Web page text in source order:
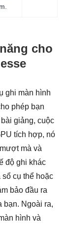
cho
ghi màn hình
phép bạn
giảng, cuộc
tích hợp, nó
mà và
độ ghi khác
cụ thể hoặc
bảo đầu ra
bạn. Ngoài ra,
hình và